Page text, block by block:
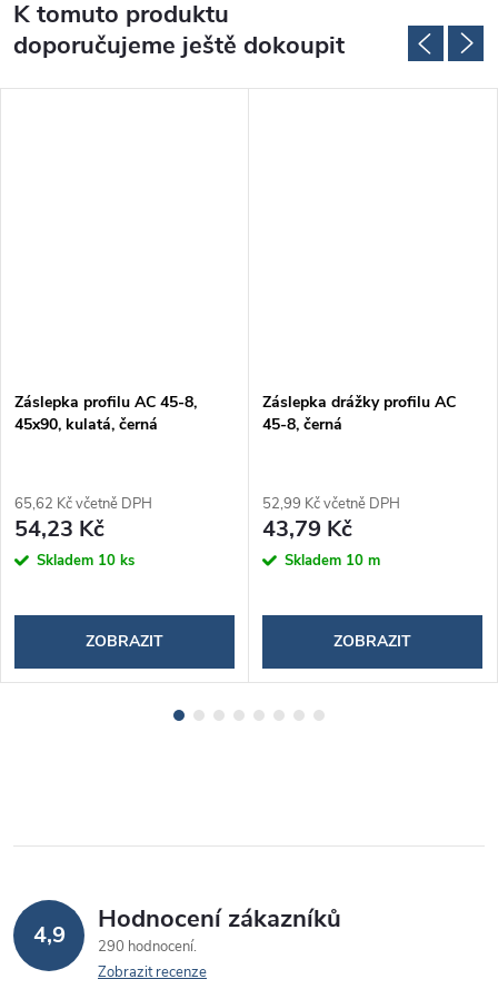
K tomuto produktu
doporučujeme ještě dokoupit
Záslepka profilu AC 45-8,
45x90, kulatá, černá
65,62 Kč včetně DPH
54,23 Kč
Skladem 10 ks
ZOBRAZIT
Záslepka drážky profilu AC
45-8, černá
52,99 Kč včetně DPH
43,79 Kč
Skladem 10 m
ZOBRAZIT
4,9 Hodnocení zákazníků
290 hodnocení
Zobrazit recenze